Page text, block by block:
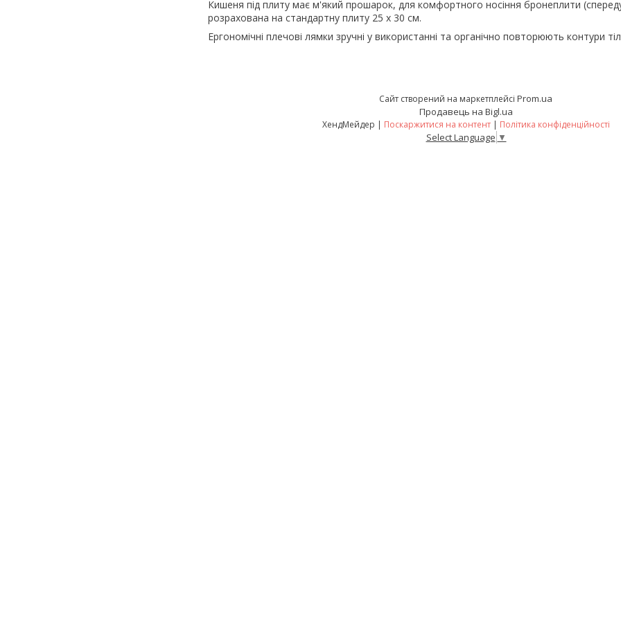
Кишеня під плиту має м'який прошарок, для комфортного носіння бронеплити (спереду
розрахована на стандартну плиту 25 х 30 см.
Ергономічні плечові лямки зручні у використанні та органічно повторюють контури
Сайт створений на маркетплейсі Prom.ua
Продавець на Bigl.ua
ХендМейдер | Поскаржитися на контент | Політика конфіденційності
Select Language ▼